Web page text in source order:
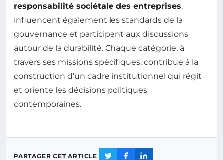
responsabilité sociétale des entreprises,
influencent également les standards de la
gouvernance et participent aux discussions
autour de la durabilité. Chaque catégorie, à
travers ses missions spécifiques, contribue à la
construction d’un cadre institutionnel qui régit
et oriente les décisions politiques
contemporaines.
PARTAGER CET ARTICLE